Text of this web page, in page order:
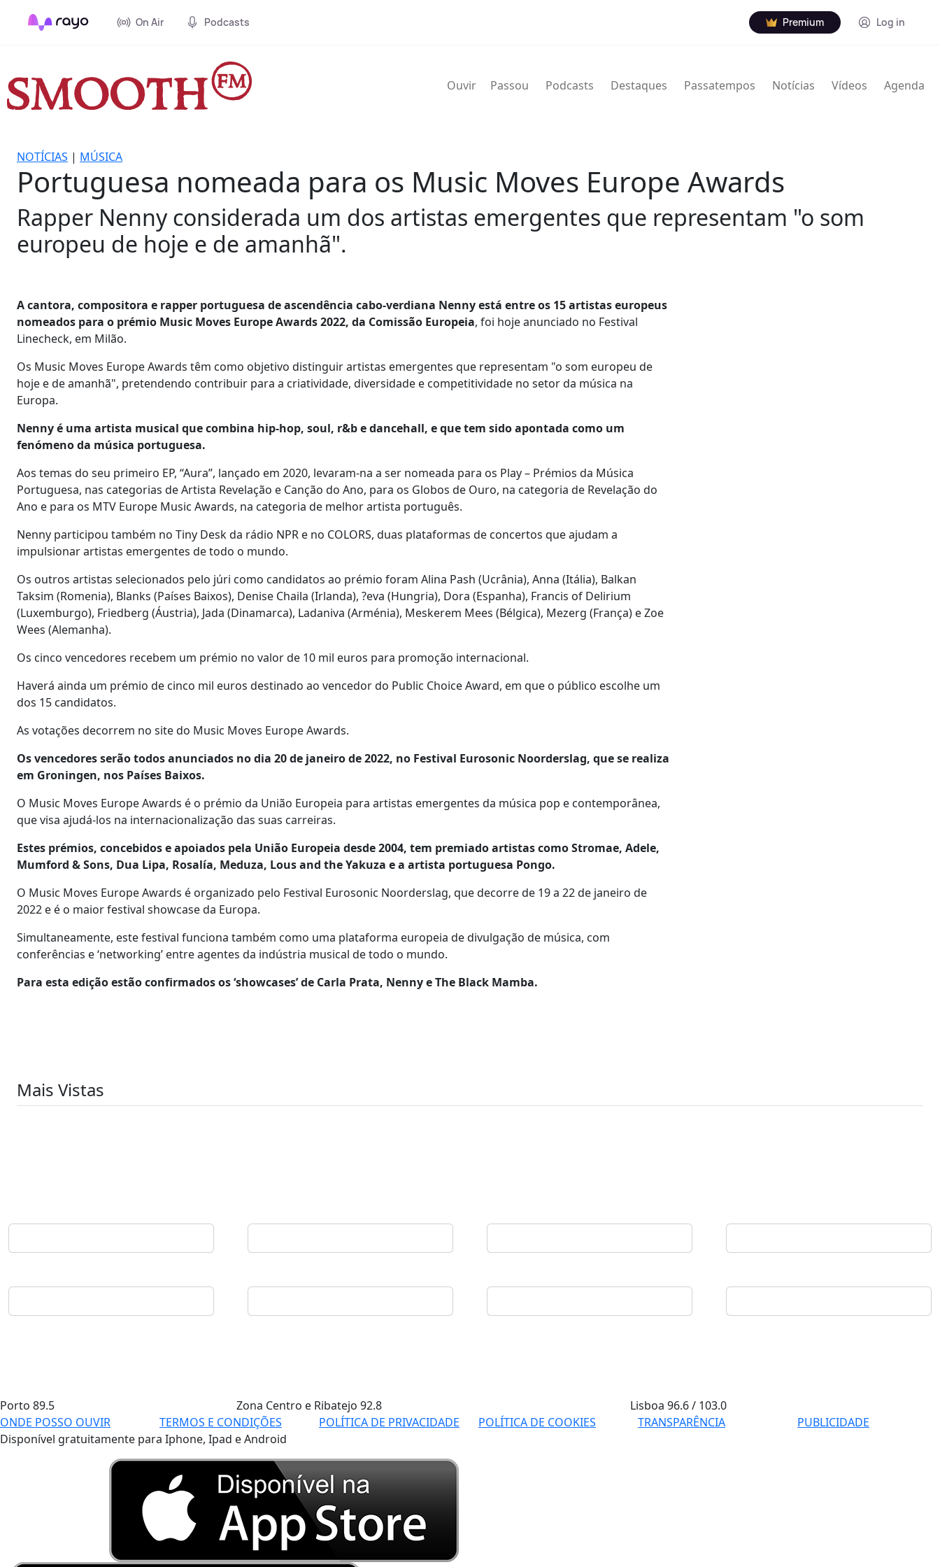
On Air Podcasts Premium Log in
Ouvir Passou Podcasts Destaques Passatempos Notícias Vídeos Agenda
NOTÍCIAS | MÚSICA
Portuguesa nomeada para os Music Moves Europe Awards
Rapper Nenny considerada um dos artistas emergentes que representam "o som
europeu de hoje e de amanhã".
A cantora, compositora e rapper portuguesa de ascendência cabo-verdiana Nenny está entre os 15 artistas europeus
nomeados para o prémio Music Moves Europe Awards 2022, da Comissão Europeia, foi hoje anunciado no Festival
Linecheck, em Milão.
Os Music Moves Europe Awards têm como objetivo distinguir artistas emergentes que representam "o som europeu de
hoje e de amanhã", pretendendo contribuir para a criatividade, diversidade e competitividade no setor da música na
Europa.
Nenny é uma artista musical que combina hip-hop, soul, r&b e dancehall, e que tem sido apontada como um
fenómeno da música portuguesa.
Aos temas do seu primeiro EP, “Aura”, lançado em 2020, levaram-na a ser nomeada para os Play – Prémios da Música
Portuguesa, nas categorias de Artista Revelação e Canção do Ano, para os Globos de Ouro, na categoria de Revelação do
Ano e para os MTV Europe Music Awards, na categoria de melhor artista português.
Nenny participou também no Tiny Desk da rádio NPR e no COLORS, duas plataformas de concertos que ajudam a
impulsionar artistas emergentes de todo o mundo.
Os outros artistas selecionados pelo júri como candidatos ao prémio foram Alina Pash (Ucrânia), Anna (Itália), Balkan
Taksim (Romenia), Blanks (Países Baixos), Denise Chaila (Irlanda), ?eva (Hungria), Dora (Espanha), Francis of Delirium
(Luxemburgo), Friedberg (Áustria), Jada (Dinamarca), Ladaniva (Arménia), Meskerem Mees (Bélgica), Mezerg (França) e Zoe
Wees (Alemanha).
Os cinco vencedores recebem um prémio no valor de 10 mil euros para promoção internacional.
Haverá ainda um prémio de cinco mil euros destinado ao vencedor do Public Choice Award, em que o público escolhe um
dos 15 candidatos.
As votações decorrem no site do Music Moves Europe Awards.
Os vencedores serão todos anunciados no dia 20 de janeiro de 2022, no Festival Eurosonic Noorderslag, que se realiza
em Groningen, nos Países Baixos.
O Music Moves Europe Awards é o prémio da União Europeia para artistas emergentes da música pop e contemporânea,
que visa ajudá-los na internacionalização das suas carreiras.
Estes prémios, concebidos e apoiados pela União Europeia desde 2004, tem premiado artistas como Stromae, Adele,
Mumford & Sons, Dua Lipa, Rosalía, Meduza, Lous and the Yakuza e a artista portuguesa Pongo.
O Music Moves Europe Awards é organizado pelo Festival Eurosonic Noorderslag, que decorre de 19 a 22 de janeiro de
2022 e é o maior festival showcase da Europa.
Simultaneamente, este festival funciona também como uma plataforma europeia de divulgação de música, com
conferências e ‘networking’ entre agentes da indústria musical de todo o mundo.
Para esta edição estão confirmados os ‘showcases’ de Carla Prata, Nenny e The Black Mamba.
Mais Vistas
Porto 89.5 Zona Centro e Ribatejo 92.8 Lisboa96.6 / 103.0
ONDE POSSO OUVIR
TERMOS E CONDIÇÕES POLÍTICA DE PRIVACIDADE POLÍTICA DE COOKIES TRANSPARÊNCIA
PUBLICIDADE
Disponível gratuitamente para Iphone, Ipad e Android